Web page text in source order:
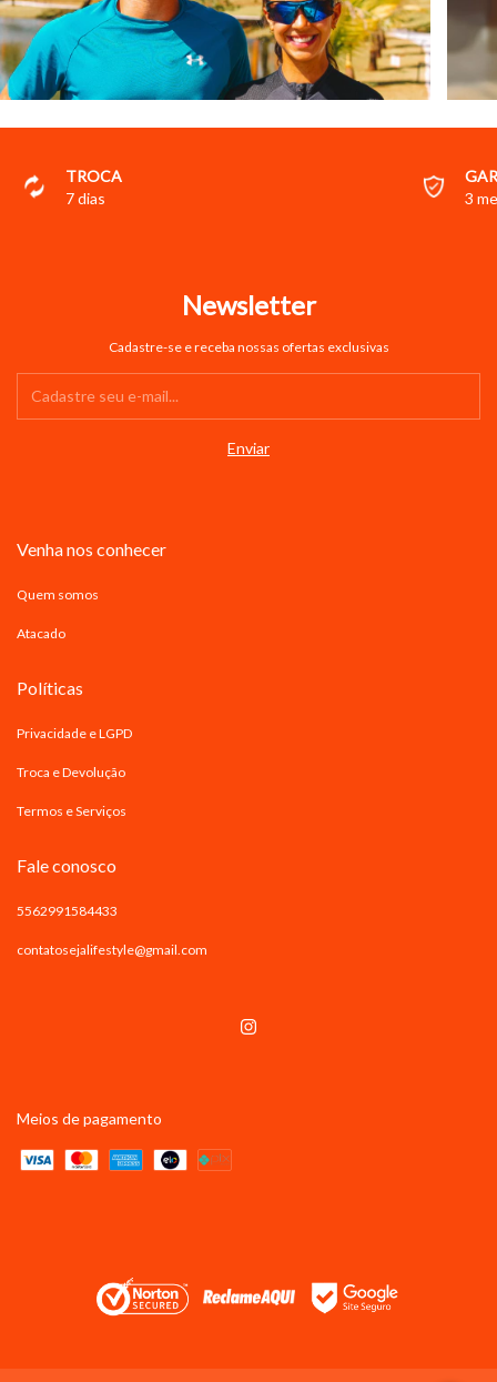
TROCA
7 dias
3
Newsletter
Cadastre-se e receba nossas ofertas exclusivas
Venha nos conhecer
Quem somos
Atacado
Políticas
Privacidade e LGPD
Troca e Devolução
Termos e Serviços
Fale conosco
5562991584433
contatosejalifestyle@gmail.com
Meios de pagamento